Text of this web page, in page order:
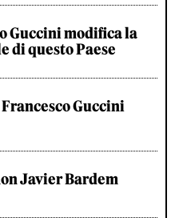
Guccini modifica la
di questo Paese
Guccini
Javier Bardem